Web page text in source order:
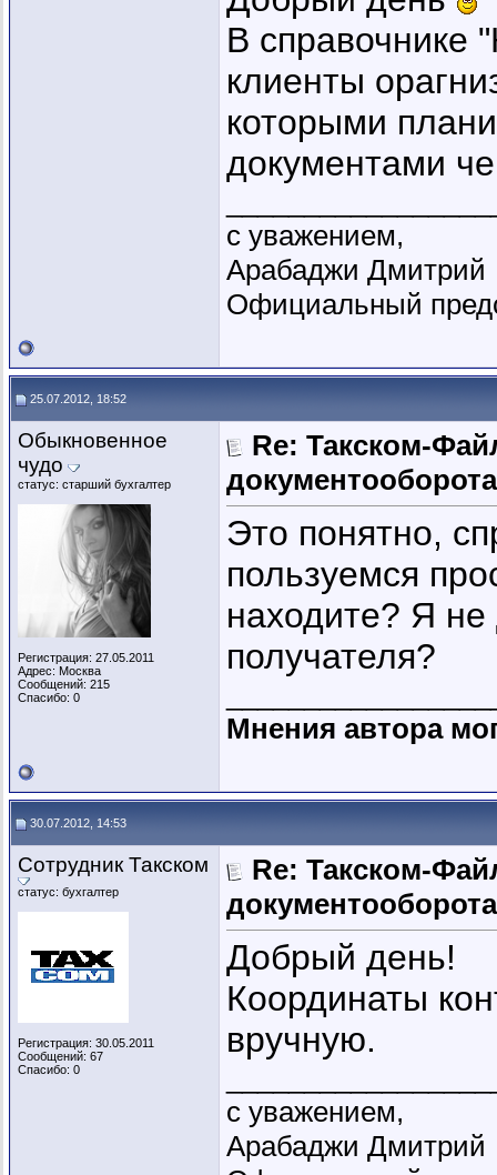
В справочнике
клиенты
которыми
документами
с уважением,
Арабаджи Дмитрий
Официальный
25.07.2012, 18:52
Обыкновенное
чудо
статус: старший бухгалтер
Регистрация: 27.05.2011
Адрес: Москва
Сообщений: 215
Спасибо: 0
Re: Такском-
документооборота
Это понятно,
пользуемся
находите? Я не
получателя?
Мнения автора
30.07.2012, 14:53
Сотрудник Такском
статус: бухгалтер
Регистрация: 30.05.2011
Сообщений: 67
Спасибо: 0
Re: Такском-
документооборота
Добрый день!
Координаты
вручную.
с уважением,
Арабаджи Дмитрий